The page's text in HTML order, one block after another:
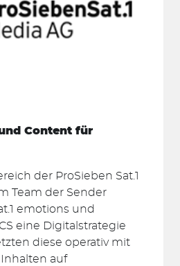
Content für
der ProSieben Sat.1
Team der Sender
emotions und
eine Digitalstrategie
diese operativ mit
auf